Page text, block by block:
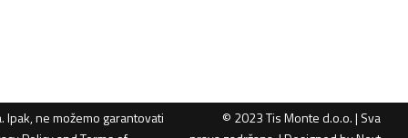
ne možemo garantovati
© 2023 Tis Monte d.o.o. | Sva